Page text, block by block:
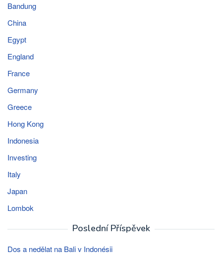
Bandung
China
Egypt
England
France
Germany
Greece
Hong Kong
Indonesia
Investing
Italy
Japan
Lombok
Poslední Příspěvek
Dos a nedělat na Bali v Indonésii